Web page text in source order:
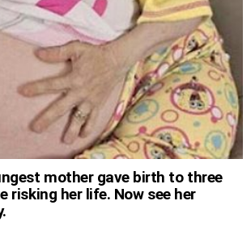
mother gave birth to three
risking her life. Now see her